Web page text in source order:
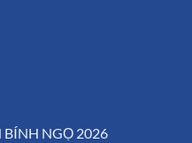
BÍNH NGỌ 2026